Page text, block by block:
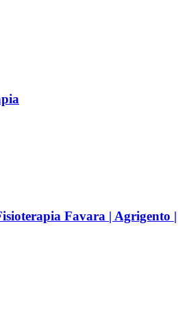
Favara | Agrigento |